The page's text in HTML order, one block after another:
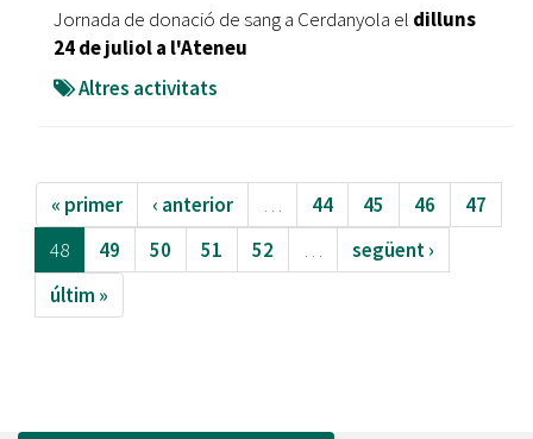
Jornada de donació de sang a Cerdanyola el dilluns
24 de juliol a l'Ateneu
Altres activitats
« primer ‹ anterior … 44 45 46
47
48
49 50 51 52 …
següent ›
últim »